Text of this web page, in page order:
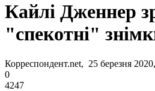
Кайлі Дженнер
"спекотні"
Корреспондент.net, 25 березня
0
4247